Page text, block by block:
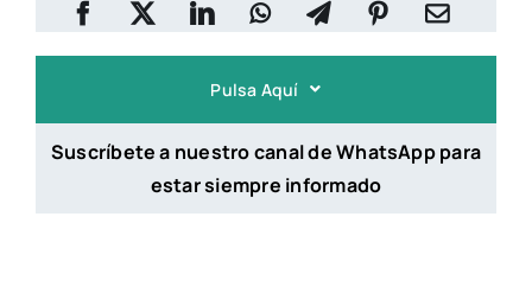
Pulsa Aquí
Suscríbete a nuestro canal de WhatsApp para
estar siempre informado